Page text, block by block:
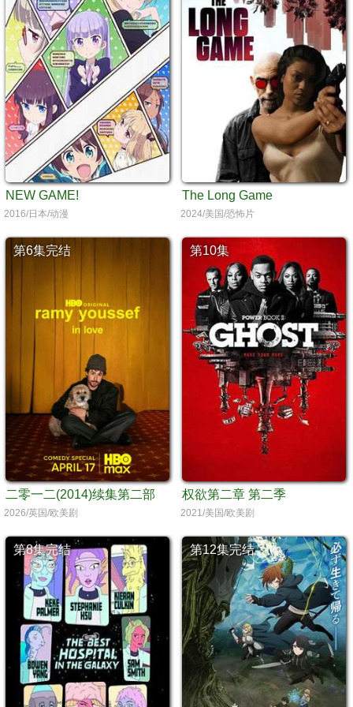
NEW GAME!
2016/日本/动漫
The Long Game
2024/美国/恐怖片
第6集完结
二零一二(2014)续集第二部
2026/英国/欧美剧
第10集
权欲第二章 第二季
2021/美国/欧美剧
第8集完结 第12集完结